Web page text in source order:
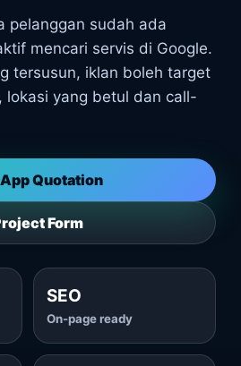
pelanggan sudah ada
mencari servis di Google.
tersusun, iklan boleh target
lokasi yang betul dan call-
Quotation
Form
SEO
On-page ready